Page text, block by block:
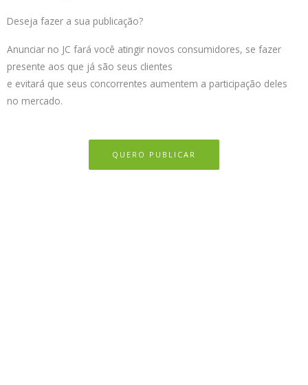
Deseja fazer a sua publicação?
Anunciar no JC fará você atingir novos consumidores, se fazer
presente aos que já são seus clientes
e evitará que seus concorrentes aumentem a participação deles
no mercado.
QUERO PUBLICAR